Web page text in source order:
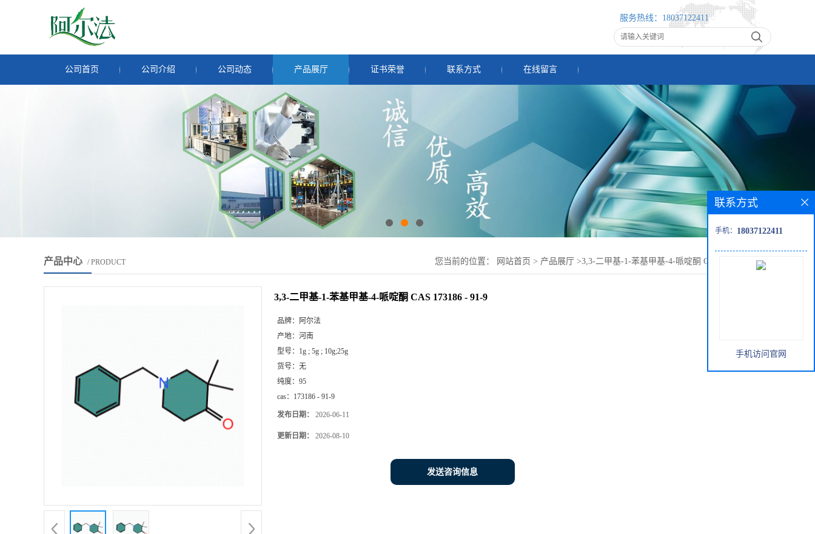
服务热线： 18037122411
公司首页 公司介绍 公司动态 产品展厅 证书荣誉 联系方式 在线留言
产品中心 / PRODUCT 您当前的位置： 网站首页 > 产品展厅 >3,3-二甲基-1-苯基甲基-4-哌啶酮 CAS 173186 - 91-9
3,3-二甲基-1-苯基甲基-4-哌啶酮 CAS 173186 - 91-9
品牌：
阿尔法
产地： 河南
型号： 1g ; 5g ; 10g;25g
货号： 无
纯度： 95
cas： 173186 - 91-9
发布日期： 2026-06-11
更新日期： 2026-08-10
发送咨询信息
联系方式
手机： 18037122411
手机访问官网